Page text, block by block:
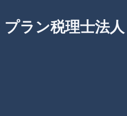
ラン税理士法人